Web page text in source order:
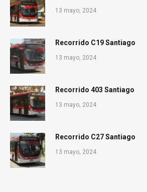
13 mayo, 2024
Recorrido C19 Santiago
13 mayo, 2024
Recorrido 403 Santiago
13 mayo, 2024
Recorrido C27 Santiago
13 mayo, 2024